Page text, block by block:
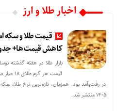
اخبار طلا و ارز
کاهش قیمت ها+
بازار طلا در هفته گذشته
۱۴۰۵ منتشر شد.